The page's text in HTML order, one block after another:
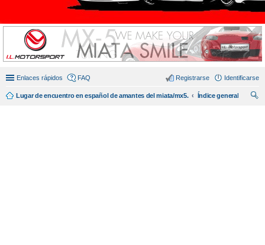
Enlaces rápidos FAQ Identificarse
Registrarse
Lugar de encuentro en español de amantes del miata/mx5.
Índice general